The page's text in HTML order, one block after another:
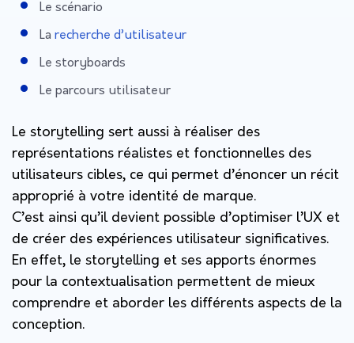
Le scénario
La recherche d’utilisateur
Le storyboards
Le parcours utilisateur
Le storytelling sert aussi à réaliser des
représentations réalistes et fonctionnelles des
utilisateurs cibles, ce qui permet d’énoncer un récit
approprié à votre identité de marque.
C’est ainsi qu’il devient possible d’optimiser l’UX et
de créer des expériences utilisateur significatives.
En effet, le storytelling et ses apports énormes
pour la contextualisation permettent de mieux
comprendre et aborder les différents aspects de la
conception.